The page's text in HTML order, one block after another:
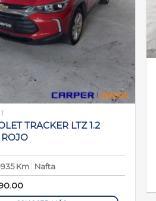
TRACKER LTZ 1.2
Km
Nafta